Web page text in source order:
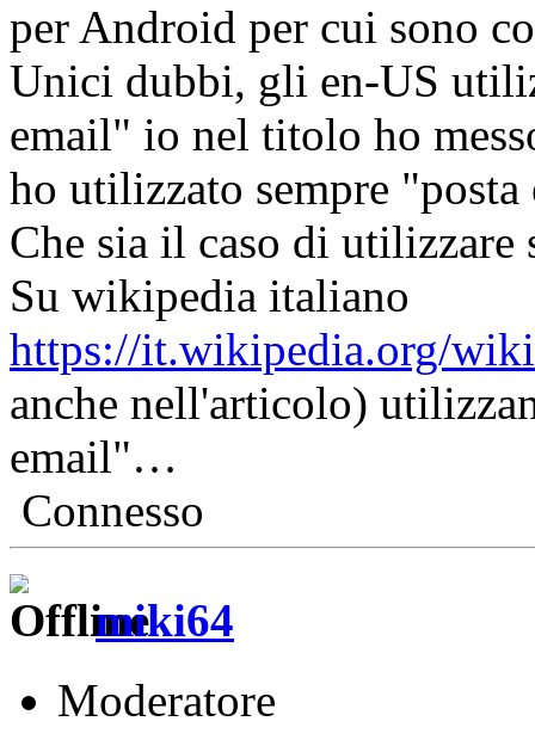
per Android per cui sono
Unici dubbi, gli en-US
email" io nel titolo ho
ho utilizzato sempre
Che sia il caso di utilizzare
Su wikipedia italiano
https://it.wikipedia.org/
anche nell'articolo)
email"…
Connesso
miki64
Moderatore